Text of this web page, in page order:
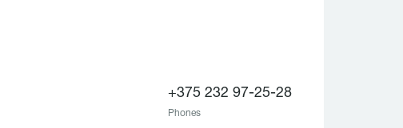
+375 232 97-25-28
Phones